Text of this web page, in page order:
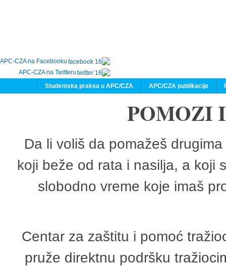
APC-CZA na Facebooku
APC-CZA na Twitteru
APC/CZA publikacije
Studentska praksa u APC/CZA
POMOZI
Da li voliš da pomažeš
koji beže od rata i nasilja, a koji
slobodno vreme koje imaš
Centar za zaštitu i pomoć
pruže direktnu podršku